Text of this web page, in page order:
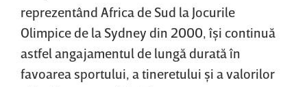
reprezentând Africa de Sud la Jocurile
Olimpice de la Sydney din 2000, îşi continuă
astfel angajamentul de lungă durată în
favoarea sportului, a tineretului şi a valorilor